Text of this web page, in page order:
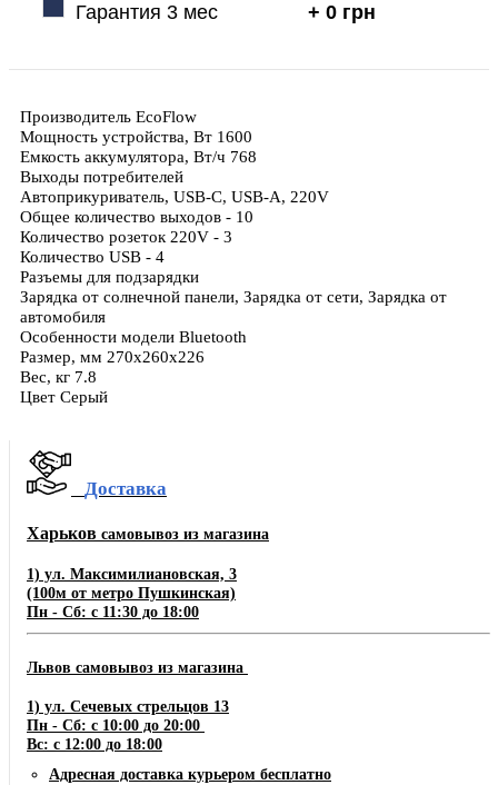
Гарантия 3 мес + 0 грн
Производитель EcoFlow
Мощность устройства, Вт 1600
Емкость аккумулятора, Вт/ч 768
Выходы потребителей
Автоприкуриватель, USB-C, USB-A, 220V
Общее количество выходов - 10
Количество розеток 220V - 3
Количество USB - 4
Разъемы для подзарядки
Зарядка от солнечной панели, Зарядка от сети, Зарядка от
автомобиля
Особенности модели Bluetooth
Размер, мм 270х260х226
Вес, кг 7.8
Цвет Серый
Доставка
Харьков самовывоз из магазина
1) ул. Максимилиановская, 3
(100м от метро Пушкинская)
Пн - Сб: с 11:30 до 18:00
Львов самовывоз из магазина
1) ул. Сечевых стрельцов 13
Пн - Сб: с 10:00 до 20:00
Вс: с 12:00 до 18:00
Адресная доставка курьером бесплатно